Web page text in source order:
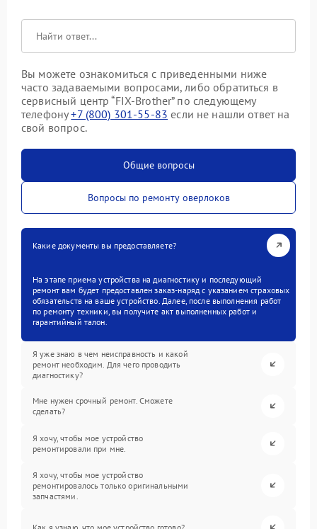
Вы можете ознакомиться с приведенными ниже
часто задаваемыми вопросами, либо обратиться в
сервисный центр “FIX-Brother” по следующему
телефону+7 (800) 301-55-83 если не нашли ответ на
свой вопрос.
Общие вопросы
Вопросы по ремонту оверлоков
Какие документы вы предоставляете?
На этапе приема устройства на диагностику и последующий
ремонт вам будет предоставлен заказ-наряд с указанием страховых
обязательств на ваше устройство. Далее, после выполнения работ
по ремонту техники, вы получите акт выполненных работ и
гарантийный талон.
Я уже знаю в чем неисправность и какой
ремонт необходим. Для чего проводить
диагностику?
Мне нужен срочный ремонт. Сможете
сделать?
Я хочу, чтобы мое устройство
ремонтировали при мне.
Я хочу, чтобы мое устройство
ремонтировалось только оригинальными
запчастями.